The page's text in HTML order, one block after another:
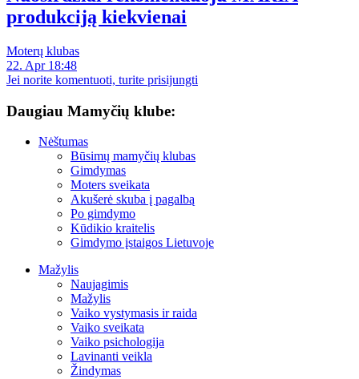
produkciją kiekvienai
Moterų klubas
22. Apr 18:48
Jei norite komentuoti, turite prisijungti
Daugiau Mamyčių klube:
Nėštumas
Būsimų mamyčių klubas
Gimdymas
Moters sveikata
Akušerė skuba į pagalbą
Po gimdymo
Kūdikio kraitelis
Gimdymo įstaigos Lietuvoje
Mažylis
Naujagimis
Mažylis
Vaiko vystymasis ir raida
Vaiko sveikata
Vaiko psichologija
Lavinanti veikla
Žindymas